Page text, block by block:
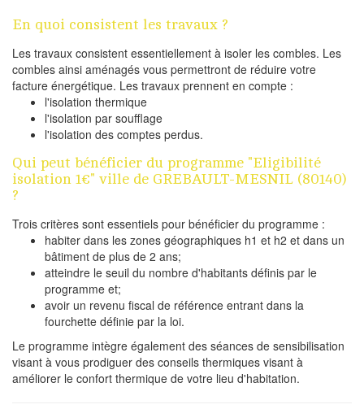
En quoi consistent les travaux ?
Les travaux consistent essentiellement à isoler les combles. Les
combles ainsi aménagés vous permettront de réduire votre
facture énergétique. Les travaux prennent en compte :
l'isolation thermique
l'isolation par soufflage
l'isolation des comptes perdus.
Qui peut bénéficier du programme "Eligibilité
isolation 1€" ville de GREBAULT-MESNIL (80140)
?
Trois critères sont essentiels pour bénéficier du programme :
habiter dans les zones géographiques h1 et h2 et dans un
bâtiment de plus de 2 ans;
atteindre le seuil du nombre d'habitants définis par le
programme et;
avoir un revenu fiscal de référence entrant dans la
fourchette définie par la loi.
Le programme intègre également des séances de sensibilisation
visant à vous prodiguer des conseils thermiques visant à
améliorer le confort thermique de votre lieu d'habitation.